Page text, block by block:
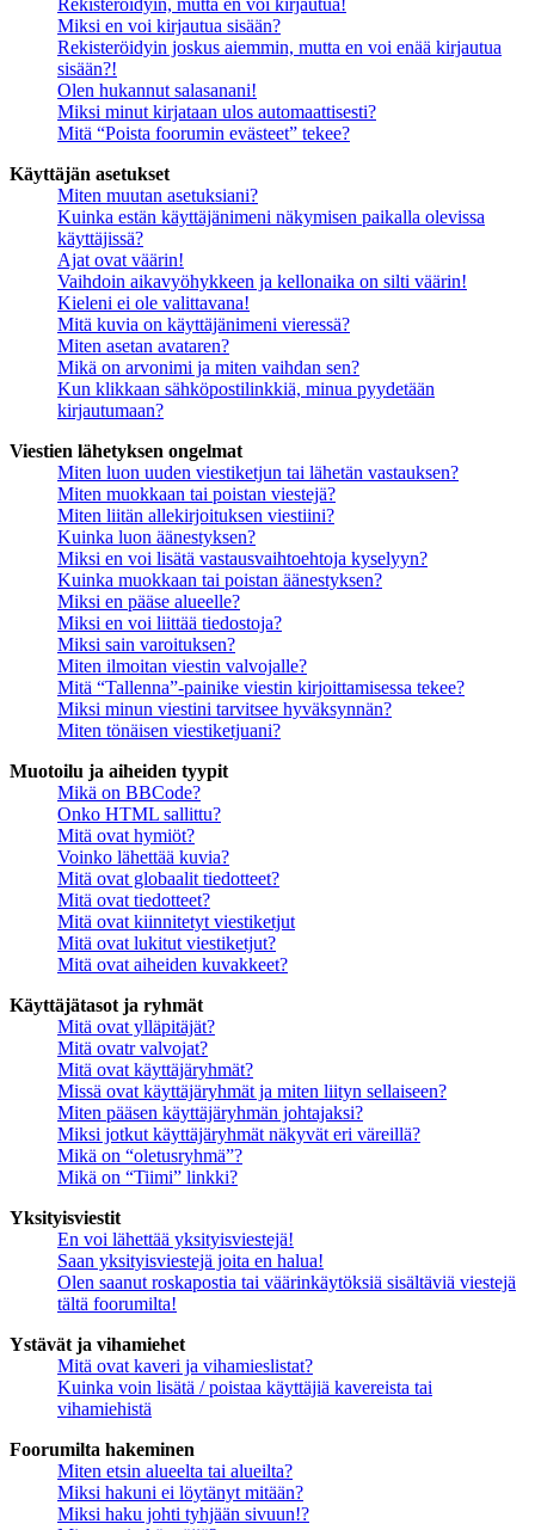
Rekisteröidyin, mutta en voi kirjautua!
Miksi en voi kirjautua sisään?
Rekisteröidyin joskus aiemmin, mutta en voi enää kirjautua
sisään?!
Olen hukannut salasanani!
Miksi minut kirjataan ulos automaattisesti?
Mitä “Poista foorumin evästeet” tekee?
Käyttäjän asetukset
Miten muutan asetuksiani?
Kuinka estän käyttäjänimeni näkymisen paikalla olevissa
käyttäjissä?
Ajat ovat väärin!
Vaihdoin aikavyöhykkeen ja kellonaika on silti väärin!
Kieleni ei ole valittavana!
Mitä kuvia on käyttäjänimeni vieressä?
Miten asetan avataren?
Mikä on arvonimi ja miten vaihdan sen?
Kun klikkaan sähköpostilinkkiä, minua pyydetään
kirjautumaan?
Viestien lähetyksen ongelmat
Miten luon uuden viestiketjun tai lähetän vastauksen?
Miten muokkaan tai poistan viestejä?
Miten liitän allekirjoituksen viestiini?
Kuinka luon äänestyksen?
Miksi en voi lisätä vastausvaihtoehtoja kyselyyn?
Kuinka muokkaan tai poistan äänestyksen?
Miksi en pääse alueelle?
Miksi en voi liittää tiedostoja?
Miksi sain varoituksen?
Miten ilmoitan viestin valvojalle?
Mitä “Tallenna”-painike viestin kirjoittamisessa tekee?
Miksi minun viestini tarvitsee hyväksynnän?
Miten tönäisen viestiketjuani?
Muotoilu ja aiheiden tyypit
Mikä on BBCode?
Onko HTML sallittu?
Mitä ovat hymiöt?
Voinko lähettää kuvia?
Mitä ovat globaalit tiedotteet?
Mitä ovat tiedotteet?
Mitä ovat kiinnitetyt viestiketjut
Mitä ovat lukitut viestiketjut?
Mitä ovat aiheiden kuvakkeet?
Käyttäjätasot ja ryhmät
Mitä ovat ylläpitäjät?
Mitä ovatr valvojat?
Mitä ovat käyttäjäryhmät?
Missä ovat käyttäjäryhmät ja miten liityn sellaiseen?
Miten pääsen käyttäjäryhmän johtajaksi?
Miksi jotkut käyttäjäryhmät näkyvät eri väreillä?
Mikä on “oletusryhmä”?
Mikä on “Tiimi” linkki?
Yksityisviestit
En voi lähettää yksityisviestejä!
Saan yksityisviestejä joita en halua!
Olen saanut roskapostia tai väärinkäytöksiä sisältäviä viestejä
tältä foorumilta!
Ystävät ja vihamiehet
Mitä ovat kaveri ja vihamieslistat?
Kuinka voin lisätä / poistaa käyttäjiä kavereista tai
vihamiehistä
Foorumilta hakeminen
Miten etsin alueelta tai alueilta?
Miksi hakuni ei löytänyt mitään?
Miksi haku johti tyhjään sivuun!?